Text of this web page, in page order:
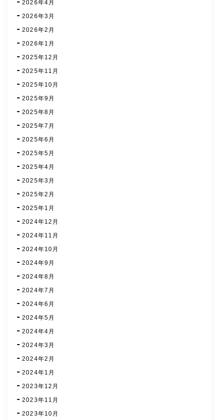
2026年4月
2026年3月
2026年2月
2026年1月
2025年12月
2025年11月
2025年10月
2025年9月
2025年8月
2025年7月
2025年6月
2025年5月
2025年4月
2025年3月
2025年2月
2025年1月
2024年12月
2024年11月
2024年10月
2024年9月
2024年8月
2024年7月
2024年6月
2024年5月
2024年4月
2024年3月
2024年2月
2024年1月
2023年12月
2023年11月
2023年10月